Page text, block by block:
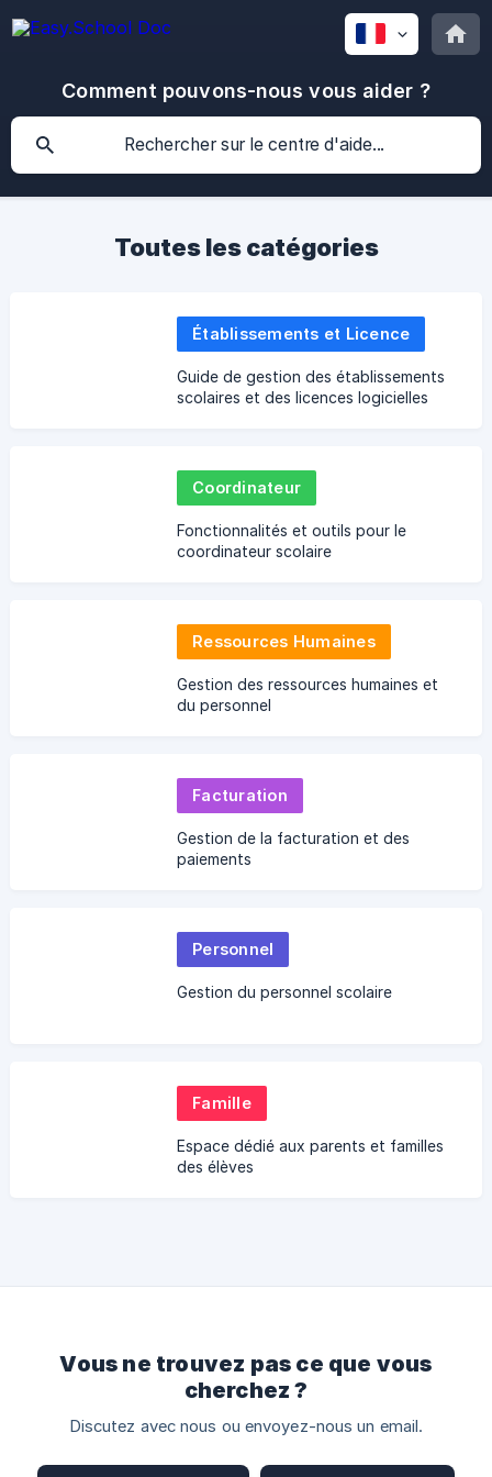
Comment pouvons-nous vous aider ?
Toutes les catégories
Établissements et Licence
Guide de gestion des établissements
scolaires et des licences logicielles
Coordinateur
Fonctionnalités et outils pour le
coordinateur scolaire
Ressources Humaines
Gestion des ressources humaines et
du personnel
Facturation
Gestion de la facturation et des
paiements
Personnel
Gestion du personnel scolaire
Famille
Espace dédié aux parents et familles
des élèves
Vous ne trouvez pas ce que vous
cherchez ?
Discutez avec nous ou envoyez-nous un email.